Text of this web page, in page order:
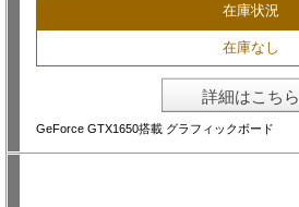
在庫状況
在庫なし
詳細はこちら
GeForce GTX1650搭載 グラフィックボード